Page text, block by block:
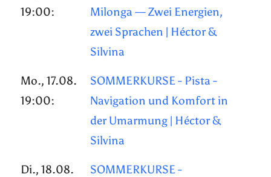
19:00:
Milonga — Zwei Energien,
zwei Sprachen | Héctor &
Silvina
Mo., 17.08.
19:00:
SOMMERKURSE - Pista -
Navigation und Komfort in
der Umarmung | Héctor &
Silvina
Di., 18.08.
SOMMERKURSE -